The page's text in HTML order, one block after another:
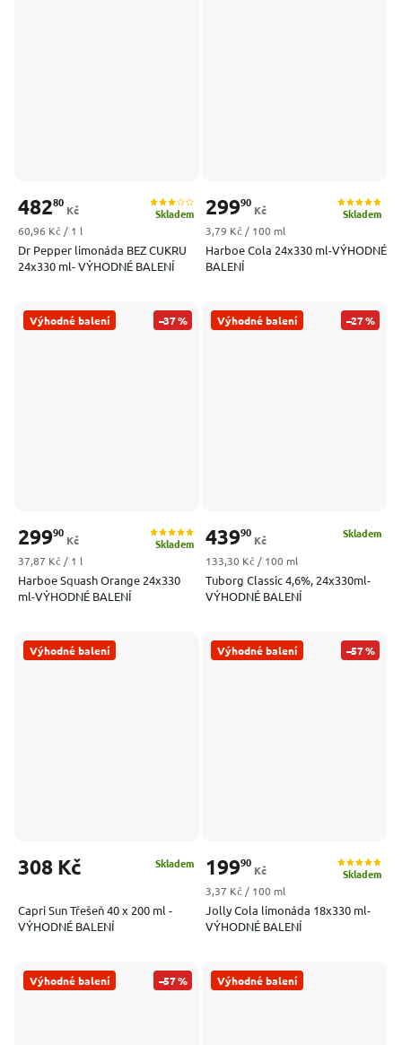
Dr Pepper limonáda BEZ CUKRU
24x330 ml- VÝHODNÉ BALENÍ
Skladem
48280
Kč
Měrná cena:
60,96 Kč / 1 l
Harboe Cola 24x330 ml-VÝHODNÉ
BALENÍ
Skladem
29990
Kč
Měrná cena:
3,79 Kč / 100 ml
Výhodné balení –37 %
Harboe Squash Orange 24x330
ml-VÝHODNÉ BALENÍ
Skladem
29990
Kč
Měrná cena:
37,87 Kč / 1 l
Výhodné balení –27 %
Tuborg Classic 4,6%, 24x330ml-
VÝHODNÉ BALENÍ
Skladem
43990
Kč
Měrná cena:
133,30 Kč / 100 ml
Výhodné balení
Capri Sun Třešeň 40 x 200 ml -
VÝHODNÉ BALENÍ
Skladem
308 Kč
Výhodné balení –57 %
Jolly Cola limonáda 18x330 ml-
VÝHODNÉ BALENÍ
Skladem
19990
Kč
Měrná cena:
3,37 Kč / 100 ml
Výhodné balení –57 % Výhodné balení